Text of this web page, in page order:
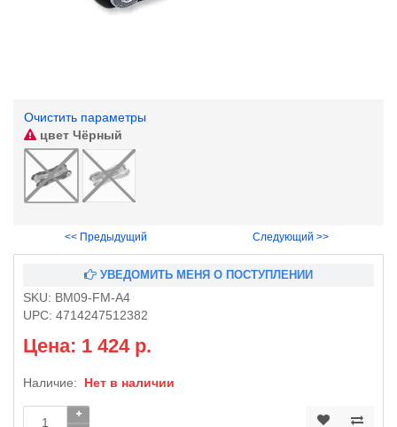
Очистить параметры
цвет Чёрный
<< Предыдущий Следующий >>
УВЕДОМИТЬ МЕНЯ О ПОСТУПЛЕНИИ
SKU: BM09-FM-A4
UPC: 4714247512382
Цена: 1 424 р.
Наличие: Нет в наличии